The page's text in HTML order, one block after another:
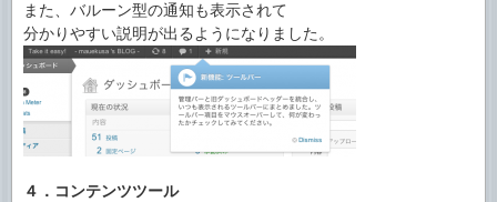
また、バルーン型の通知も表示されて
分かりやすい説明が出るようになりました。
４．コンテンツツール